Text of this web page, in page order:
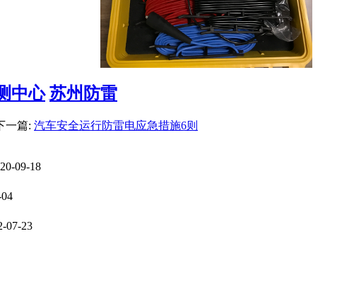
中心 苏州防雷
一篇: 汽车安全运行防雷电应急措施6则
09-18
07-23